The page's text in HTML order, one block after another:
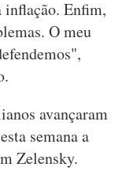
inflação. Enfim,
O meu
avançaram
semana a
Zelensky.